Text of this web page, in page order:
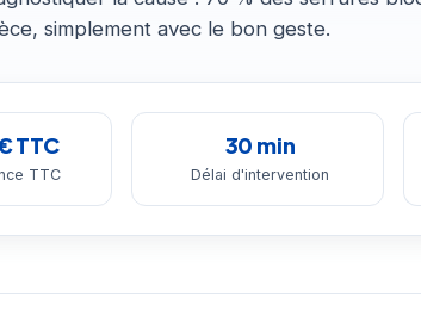
simplement avec le bon geste.
TTC
TTC
30 min
Délai d'intervention